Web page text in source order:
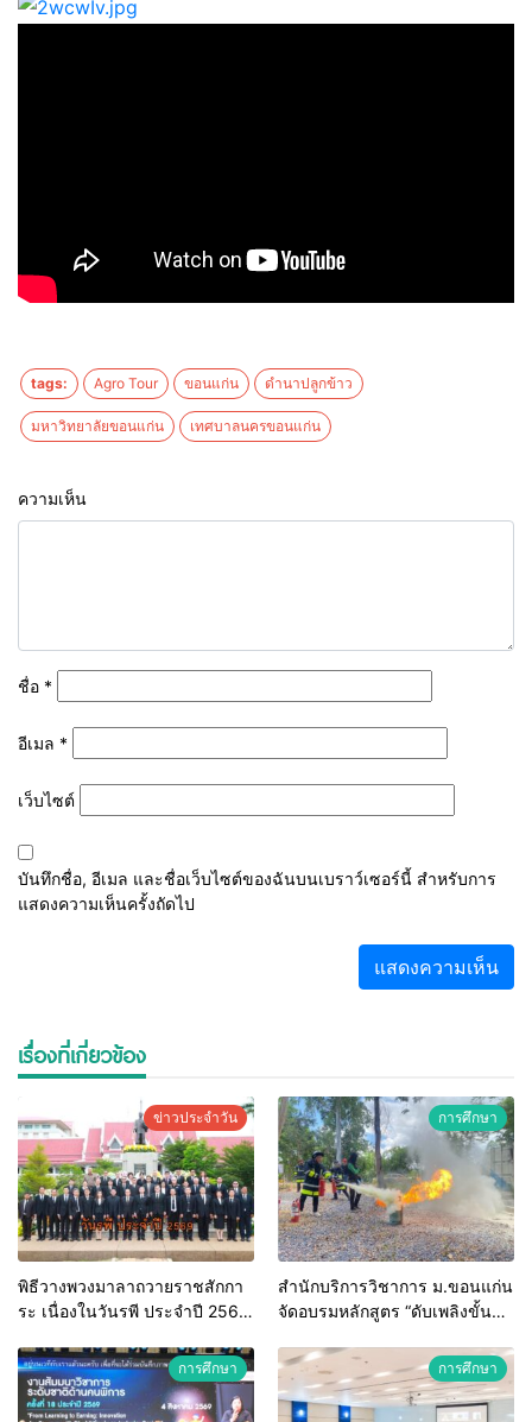
tags: Agro Tour ขอนแก่น ดำนาปลูกข้าว
มหาวิทยาลัยขอนแก่น เทศบาลนครขอนแก่น
ความเห็น
ชื่อ *
อีเมล *
เว็บไซต์
บันทึกชื่อ, อีเมล และชื่อเว็บไซต์ของฉันบนเบราว์เซอร์นี้ สำหรับการ
แสดงความเห็นครั้งถัดไป
เรื่องที่เกี่ยวข้อง
ข่าวประจำวัน
พิธีวางพวงมาลาถวายราชสักกา
ระ เนื่องในวันรพี ประจำปี 2569
เพื่อเชื่อมความสัมพันธ์อันดีของ
หน่วยงานในกระบวนการ
ยุติธรรม
การศึกษา
สำนักบริการวิชาการ ม.ขอนแก่น
จัดอบรมหลักสูตร “ดับเพลิงขั้น
ท้องถิ่นรับมืออัคคีภัยตาม
มาตรฐานสากล
การศึกษา การศึกษา